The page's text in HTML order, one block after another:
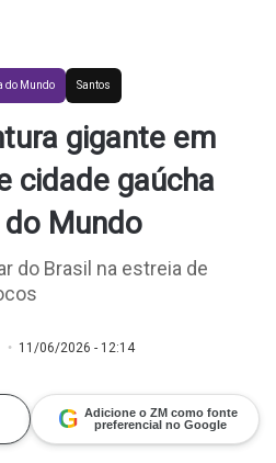
do Mundo Santos
gigante em
cidade gaúcha
Mundo
do Brasil na estreia de
11/06/2026 - 12:14
G Adicione o ZM como fonte
preferencial no Google